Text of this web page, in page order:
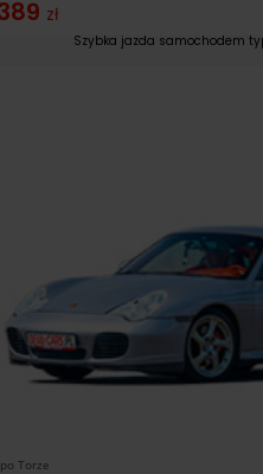
zł
Szybka jazda samochodem
Torze